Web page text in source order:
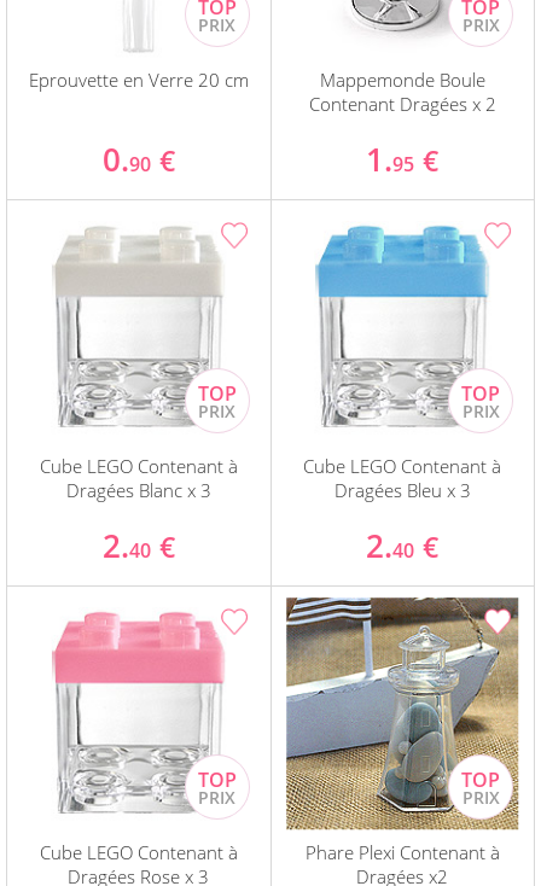
Eprouvette en Verre 20 cm
0.90 €
Mappemonde Boule
Contenant Dragées x 2
1.95 €
Cube LEGO Contenant à
Dragées Blanc x 3
2.40 €
Cube LEGO Contenant à
Dragées Bleu x 3
2.40 €
Cube LEGO Contenant à
Dragées Rose x 3
Phare Plexi Contenant à
Dragées x2